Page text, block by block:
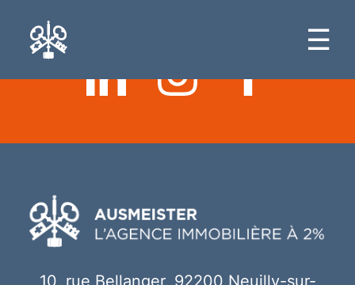
☰
10, rue Bellanger, 92200 Neuilly-sur-